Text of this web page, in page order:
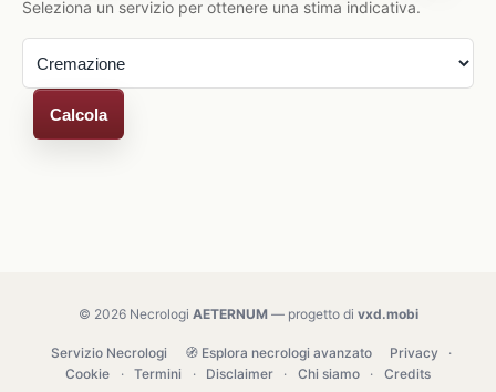
Seleziona un servizio per ottenere una stima indicativa.
Calcola
© 2026 Necrologi AETERNUM— progetto di vxd.mobi
Servizio Necrologi 🧭 Esplora necrologi avanzato Privacy
·
Cookie
· Termini · Disclaimer · Chi siamo · Credits